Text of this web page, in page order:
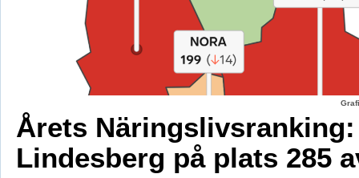
Årets Näringslivsranking:
Lindesberg på plats 285